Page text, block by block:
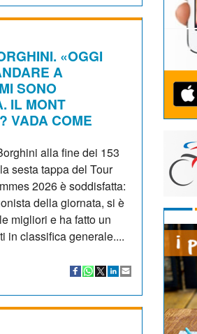
«OGGI
A
SONO
IL MONT
VADA COME
alla fine dei 153
sesta tappa del Tour
2026 è soddisfatta:
della giornata, si è
migliori e ha fatto un
in classifica generale....